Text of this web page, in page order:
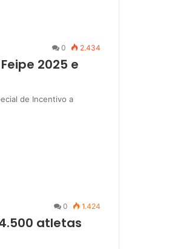
0 2.434
2025 e
de Incentivo a
0 1.424
atletas